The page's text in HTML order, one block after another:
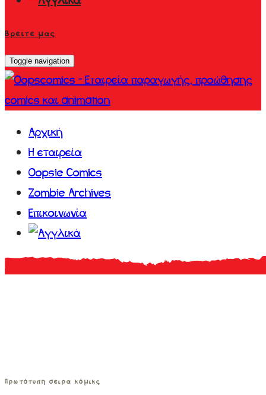
Βρείτε μας
Toggle navigation
Αρχική
Η εταιρεία
Oopsie Comics
Zombie Archives
Επικοινωνία
Πρωτότυπη σειρά κόμικς